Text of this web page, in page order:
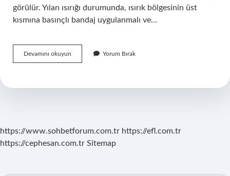
görülür. Yılan ısırığı durumunda, ısırık bölgesinin üst
kısmına basınçlı bandaj uygulanmalı ve…
Devamını okuyun
Isırığında
Yorum Bırak
https://www.sohbetforum.com.tr https://efl.com.tr
https://cephesan.com.tr Sitemap